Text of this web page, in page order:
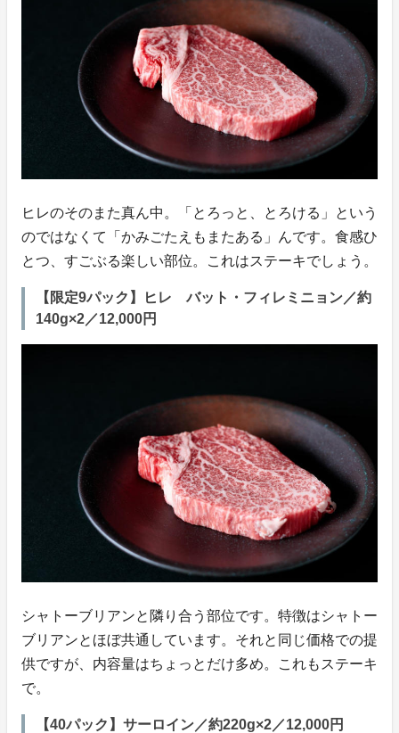
ヒレのそのまた真ん中。「とろっと、とろける」という
のではなくて「かみごたえもまたある」んです。食感ひ
とつ、すごぶる楽しい部位。これはステーキでしょう。
【限定9パック】ヒレ バット・フィレミニョン／約
140g×2／12,000円
シャトーブリアンと隣り合う部位です。特徴はシャトー
ブリアンとほぼ共通しています。それと同じ価格での提
供ですが、内容量はちょっとだけ多め。これもステーキ
で。
【40パック】サーロイン／約220g×2／12,000円